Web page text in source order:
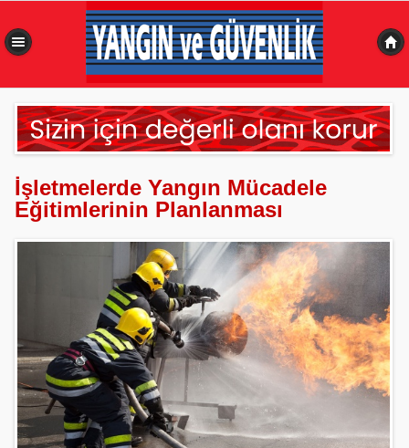
İşletmelerde Yangın Mücadele
Eğitimlerinin Planlanması
0,447 sn